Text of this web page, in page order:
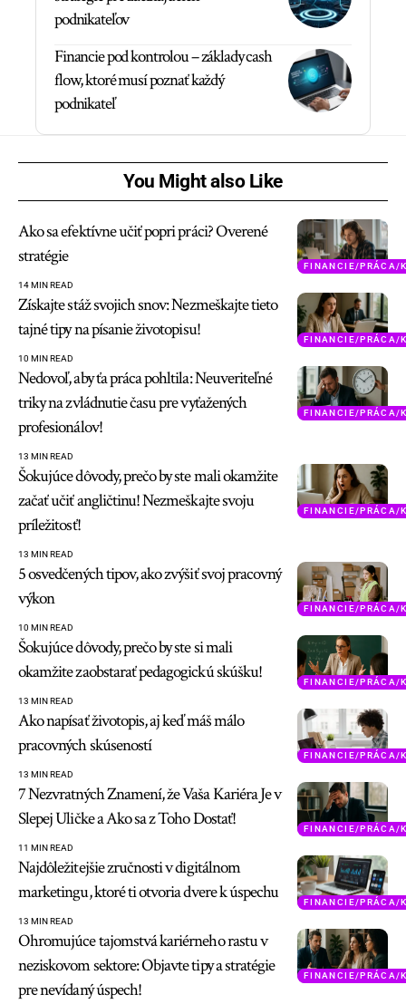
podnikateľov
Financie pod kontrolou – základy cash
flow, ktoré musí poznať každý
podnikateľ
You Might also Like
FINANCIE/PRÁCA/
Ako sa efektívne učiť popri práci? Overené
stratégie
14 MIN READ
FINANCIE/PRÁCA/
Získajte stáž svojich snov: Nezmeškajte tieto
tajné tipy na písanie životopisu!
10 MIN READ
FINANCIE/PRÁCA/
Nedovoľ, aby ťa práca pohltila: Neuveriteľné
triky na zvládnutie času pre vyťažených
profesionálov!
13 MIN READ
FINANCIE/PRÁCA/
Šokujúce dôvody, prečo by ste mali okamžite
začať učiť angličtinu! Nezmeškajte svoju
príležitosť!
13 MIN READ
FINANCIE/PRÁCA/
5 osvedčených tipov, ako zvýšiť svoj pracovný
výkon
10 MIN READ
FINANCIE/PRÁCA/
Šokujúce dôvody, prečo by ste si mali
okamžite zaobstarať pedagogickú skúšku!
13 MIN READ
FINANCIE/PRÁCA/
Ako napísať životopis, aj keď máš málo
pracovných skúseností
13 MIN READ
FINANCIE/PRÁCA/
7 Nezvratných Znamení, že Vaša Kariéra Je v
Slepej Uličke a Ako sa z Toho Dostať!
11 MIN READ
FINANCIE/PRÁCA/
Najdôležitejšie zručnosti v digitálnom
marketingu, ktoré ti otvoria dvere k úspechu
13 MIN READ
FINANCIE/PRÁCA/
Ohromujúce tajomstvá kariérneho rastu v
neziskovom sektore: Objavte tipy a stratégie
pre nevídaný úspech!